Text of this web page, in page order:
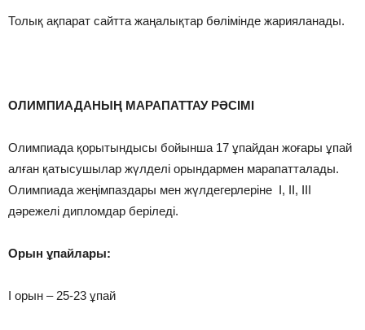
Толық ақпарат сайтта жаңалықтар бөлімінде жарияланады.
ОЛИМПИАДАНЫҢ МАРАПАТТАУ РӘСІМІ
Олимпиада қорытындысы бойынша 17 ұпайдан жоғары ұпай
алған қатысушылар жүлделі орындармен марапатталады.
Олимпиада жеңімпаздары мен жүлдегерлеріне І, ІІ, ІІІ
дәрежелі дипломдар беріледі.
Орын ұпайлары:
І орын – 25-23 ұпай